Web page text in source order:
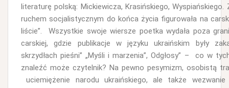
literaturę polską: Mickiewicza, Krasińskiego, Wyspiańskiego.
ruchem socjalistycznym do końca życia figurowała na
liście”. Wszystkie swoje wiersze poetka wydała poza
carskiej, gdzie publikacje w języku ukraińskim były
skrzydłach pieśni” „Myśli i marzenia”, Odgłosy” – co w
znaleźć może czytelnik? Na pewno pesymizm, osobistą
uciemiężenie narodu ukraińskiego, ale także